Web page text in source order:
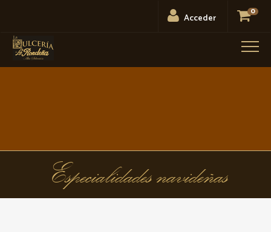
Acceder
0
Menú
Especialidades navideñas